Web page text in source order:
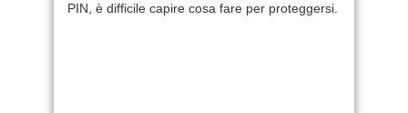
PIN, è difficile capire cosa fare per proteggersi.